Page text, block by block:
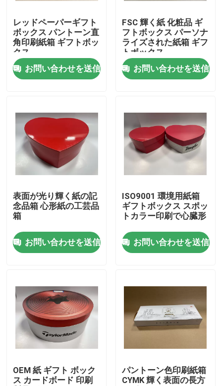
製品
ビデオ
わたしたち に つい て
工場 ツアー
品質管理
連絡 ください
ニュース
引金 を 求め て ください
ペーパー ギフト用の箱
レッドペーパーギフト
ボックス パントーン直
角印刷紙箱 ギフトボッ
クス
お問い合わせを送信
FSC 輝く紙 化粧品 ギ
フトボックス パーソナ
ライズされた紙箱 ギフ
トボックス
お問い合わせを送信
表面が光り輝く紙の記
念品箱 心形紙の工芸品
箱
お問い合わせを送信
ISO9001 環境用紙箱
ギフトボックス スポッ
トカラー印刷で心臓形
お問い合わせを送信
OEM 紙 ギフト ボック
ス カードボード 印刷
パントーン色印刷紙箱
CYMK 輝く表面の長方